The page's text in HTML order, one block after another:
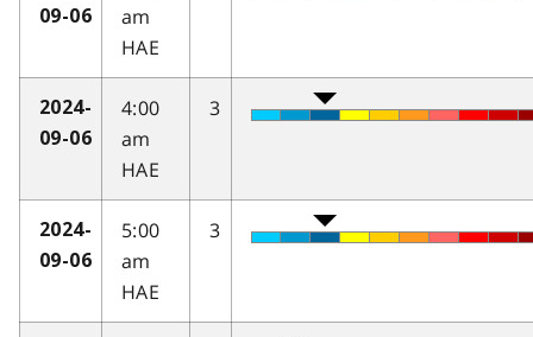
09-06
am
HAE
2024-
09-06
4:00
am
HAE
3
2024-
09-06
5:00
am
HAE
3